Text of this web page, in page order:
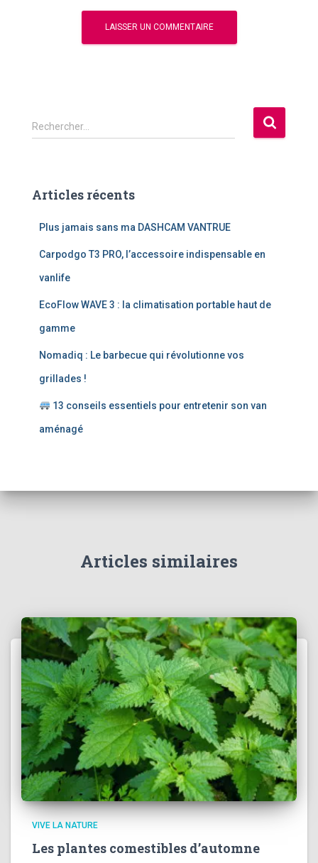
R
e
r
Rechercher…
Articles récents
Plus jamais sans ma DASHCAM VANTRUE
Carpodgo T3 PRO, l’accessoire indispensable en
vanlife
EcoFlow WAVE 3 : la climatisation portable haut de
gamme
Nomadiq : Le barbecue qui révolutionne vos
grillades !
13 conseils essentiels pour entretenir son van
aménagé
Articles similaires
VIVE LA NATURE
Les plantes comestibles d’automne